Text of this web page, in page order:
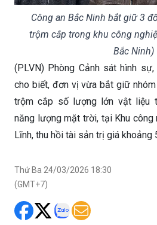
Công an Bắc Ninh bắt giữ 3
trộm cắp trong khu công
Bắc Ninh)
(PLVN) Phòng Cảnh sát hình
cho biết, đơn vị vừa bắt giữ
trộm cắp số lượng lớn vật liệu
năng lượng mặt trời, tại Khu công
Lĩnh, thu hồi tài sản trị giá khoảng
Thứ Ba 24/03/2026 18:30
(GMT+7)